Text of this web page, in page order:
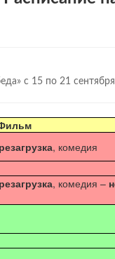
с 15 по 21
, комедия
, комедия –